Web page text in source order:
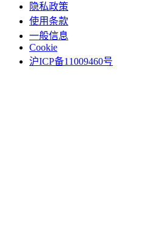
隐私政策
使用条款
一般信息
Cookie
沪ICP备11009460号